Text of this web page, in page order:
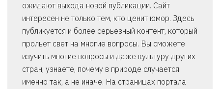
ожидают выхода новой публикации. Сайт
интересен не только тем, кто ценит юмор. Здесь
публикуется и более серьезный контент, который
прольет свет на многие вопросы. Вы сможете
изучить многие вопросы и даже культуру других
стран, узнаете, почему в природе случается
именно так, а не иначе. На страницах портала